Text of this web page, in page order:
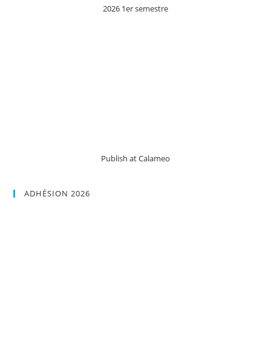
2026 1er semestre
Publish at Calameo
ADHÉSION 2026